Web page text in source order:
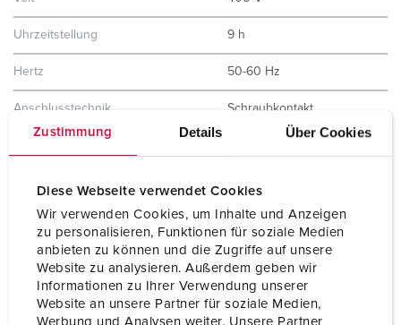
Zustimmung Details Über Cookies
Diese Webseite verwendet Cookies
Wir verwenden Cookies, um Inhalte und Anzeigen
zu personalisieren, Funktionen für soziale Medien
anbieten zu können und die Zugriffe auf unsere
Website zu analysieren. Außerdem geben wir
Informationen zu Ihrer Verwendung unserer
Website an unsere Partner für soziale Medien,
Werbung und Analysen weiter. Unsere Partner
Uhrzeitstellung 9 h
Hertz 50-60 Hz
Anschlusstechnik Schraubkontakt
Gewicht 909 g
Prüfzeichen
EAC
CQC